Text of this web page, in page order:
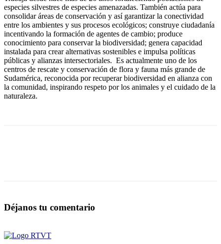
especies silvestres de especies amenazadas. También actúa para
consolidar áreas de conservación y así garantizar la conectividad
entre los ambientes y sus procesos ecológicos; construye ciudadanía
incentivando la formación de agentes de cambio; produce
conocimiento para conservar la biodiversidad; genera capacidad
instalada para crear alternativas sostenibles e impulsa políticas
públicas y alianzas intersectoriales. Es actualmente uno de los
centros de rescate y conservación de flora y fauna más grande de
Sudamérica, reconocida por recuperar biodiversidad en alianza con
la comunidad, inspirando respeto por los animales y el cuidado de la
naturaleza.
Déjanos tu comentario